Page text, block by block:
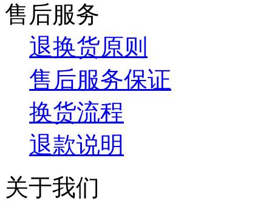
售后服务
退换货原则
售后服务保证
换货流程
退款说明
关于我们